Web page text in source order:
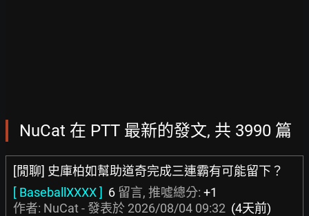
NuCat 在 PTT 最新的發文, 共 3990 篇
[閒聊] 史庫柏如幫助道奇完成三連霸有可能留下？
[ BaseballXXXX ] 6 留言, 推噓總分: +1
作者: NuCat - 發表於 2026/08/04 09:32 (4天前)